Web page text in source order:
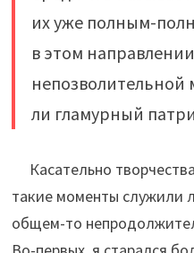
их уже полным-
в этом
непозволительной
ли гламурный
Касательно
такие моменты служили
общем-то